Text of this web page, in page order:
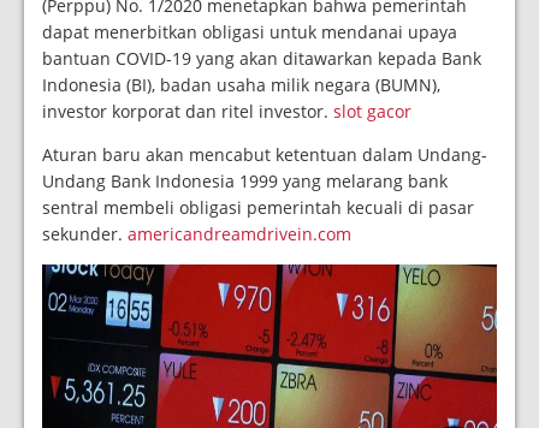
(Perppu) No. 1/2020 menetapkan bahwa pemerintah
dapat menerbitkan obligasi untuk mendanai upaya
bantuan COVID-19 yang akan ditawarkan kepada Bank
Indonesia (BI), badan usaha milik negara (BUMN),
investor korporat dan ritel investor. slot gacor
Aturan baru akan mencabut ketentuan dalam Undang-
Undang Bank Indonesia 1999 yang melarang bank
sentral membeli obligasi pemerintah kecuali di pasar
sekunder. americandreamdrivein.com